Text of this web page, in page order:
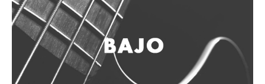
Baquetas, mazos y bolillos
Pergaminos
Liras
Guiros